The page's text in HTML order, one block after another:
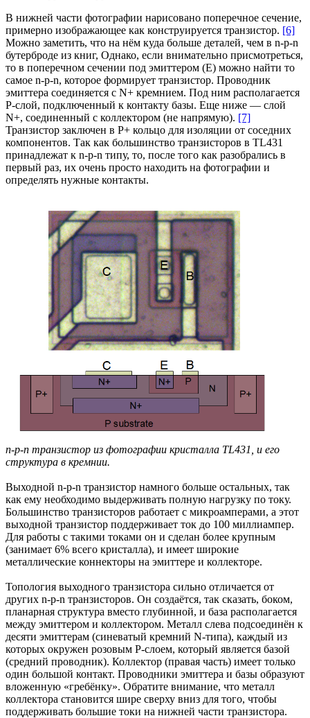
В нижней части фотографии нарисовано поперечное сечение,
примерно изображающее как конструируется транзистор. [6]
Можно заметить, что на нём куда больше деталей, чем в n-p-n
бутерброде из книг, Однако, если внимательно присмотреться,
то в поперечном сечении под эмиттером (E) можно найти то
самое n-p-n, которое формирует транзистор. Проводник
эмиттера соединяется с N+ кремнием. Под ним располагается
P-слой, подключенный к контакту базы. Еще ниже — слой
N+, соединенный с коллектором (не напрямую). [7]
Транзистор заключен в P+ кольцо для изоляции от соседних
компонентов. Так как большинство транзисторов в TL431
принадлежат к n-p-n типу, то, после того как разобрались в
первый раз, их очень просто находить на фотографии и
определять нужные контакты.
n-p-n транзистор из фотографии кристалла TL431, и его
структура в кремнии.
Выходной n-p-n транзистор намного больше остальных, так
как ему необходимо выдерживать полную нагрузку по току.
Большинство транзисторов работает с микроамперами, а этот
выходной транзистор поддерживает ток до 100 миллиампер.
Для работы с такими токами он и сделан более крупным
(занимает 6% всего кристалла), и имеет широкие
металлические коннекторы на эмиттере и коллекторе.
Топология выходного транзистора сильно отличается от
других n-p-n транзисторов. Он создаётся, так сказать, боком,
планарная структура вместо глубинной, и база располагается
между эмиттером и коллектором. Металл слева подсоединён к
десяти эмиттерам (синеватый кремний N-типа), каждый из
которых окружен розовым P-слоем, который является базой
(средний проводник). Коллектор (правая часть) имеет только
один большой контакт. Проводники эмиттера и базы образуют
вложенную «гребёнку». Обратите внимание, что металл
коллектора становится шире сверху вниз для того, чтобы
поддерживать большие токи на нижней части транзистора.